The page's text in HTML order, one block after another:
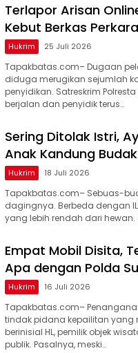
Terlapor Arisan
Kebut Berkas Perkara
Hukrim 25 Juli 2026
Tapakbatas.com– Dugaan
diduga merugikan sejumlah
penyidikan. Satreskrim
berjalan dan penyidik terus…
Sering Ditolak Istri,
Anak Kandung
Hukrim 18 Juli 2026
Tapakbatas.com– Sebuas-
dagingnya. Berbeda dengan
yang lebih rendah dari
Empat Mobil Disita,
Apa dengan Polda
Hukrim 16 Juli 2026
Tapakbatas.com–
tindak pidana kepailitan yang
berinisial HL, pemilik objek
publik. Pasalnya, meski…